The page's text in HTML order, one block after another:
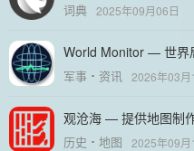
词典 2025年09月06日
World Monitor — 世界
军事 资讯 2026年03月
观沧海 — 提供地图制
历史 地图 2025年09月